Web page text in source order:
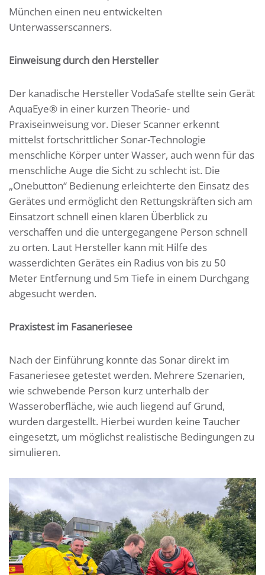
München einen neu entwickelten
Unterwasserscanners.
Einweisung durch den Hersteller
Der kanadische Hersteller VodaSafe stellte sein Gerät
AquaEye® in einer kurzen Theorie- und
Praxiseinweisung vor. Dieser Scanner erkennt
mittelst fortschrittlicher Sonar-Technologie
menschliche Körper unter Wasser, auch wenn für das
menschliche Auge die Sicht zu schlecht ist. Die
„Onebutton“ Bedienung erleichterte den Einsatz des
Gerätes und ermöglicht den Rettungskräften sich am
Einsatzort schnell einen klaren Überblick zu
verschaffen und die untergegangene Person schnell
zu orten. Laut Hersteller kann mit Hilfe des
wasserdichten Gerätes ein Radius von bis zu 50
Meter Entfernung und 5m Tiefe in einem Durchgang
abgesucht werden.
Praxistest im Fasaneriesee
Nach der Einführung konnte das Sonar direkt im
Fasaneriesee getestet werden. Mehrere Szenarien,
wie schwebende Person kurz unterhalb der
Wasseroberfläche, wie auch liegend auf Grund,
wurden dargestellt. Hierbei wurden keine Taucher
eingesetzt, um möglichst realistische Bedingungen zu
simulieren.